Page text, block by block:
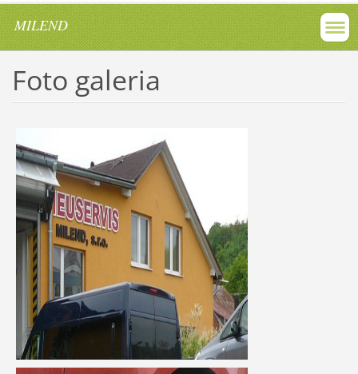
MILEND
Foto galeria